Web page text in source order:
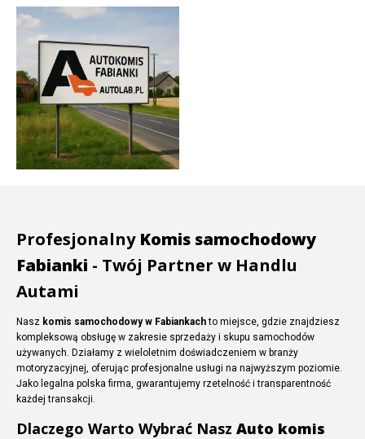
Profesjonalny Komis samochodowy
Fabianki - Twój Partner w Handlu
Autami
Nasz komis samochodowy w Fabiankachto miejsce, gdzie znajdziesz
kompleksową obsługę w zakresie sprzedaży i skupu samochodów
używanych. Działamy z wieloletnim doświadczeniem w branży
motoryzacyjnej, oferując profesjonalne usługi na najwyższym poziomie.
Jako legalna polska firma, gwarantujemy rzetelność i transparentność
każdej transakcji.
Dlaczego Warto Wybrać Nasz Auto komis